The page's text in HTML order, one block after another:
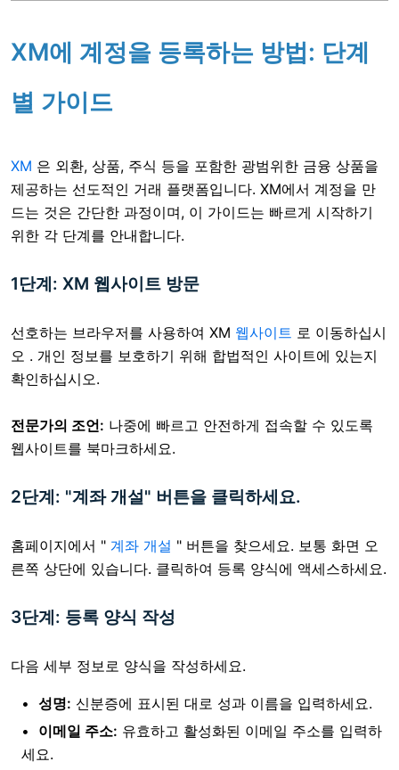
XM에 계정을 등록하는 방법: 단계
별 가이드
XM 은 외환, 상품, 주식 등을 포함한 광범위한 금융 상품을
제공하는 선도적인 거래 플랫폼입니다. XM에서 계정을 만
드는 것은 간단한 과정이며, 이 가이드는 빠르게 시작하기
위한 각 단계를 안내합니다.
1단계: XM 웹사이트 방문
선호하는 브라우저를 사용하여 XM 웹사이트 로 이동하십시
오 . 개인 정보를 보호하기 위해 합법적인 사이트에 있는지
확인하십시오.
전문가의 조언: 나중에 빠르고 안전하게 접속할 수 있도록
웹사이트를 북마크하세요.
2단계: "계좌 개설" 버튼을 클릭하세요.
홈페이지에서 " 계좌 개설 " 버튼을 찾으세요. 보통 화면 오
른쪽 상단에 있습니다. 클릭하여 등록 양식에 액세스하세요.
3단계: 등록 양식 작성
다음 세부 정보로 양식을 작성하세요.
성명: 신분증에 표시된 대로 성과 이름을 입력하세요.
이메일 주소: 유효하고 활성화된 이메일 주소를 입력하
세요.